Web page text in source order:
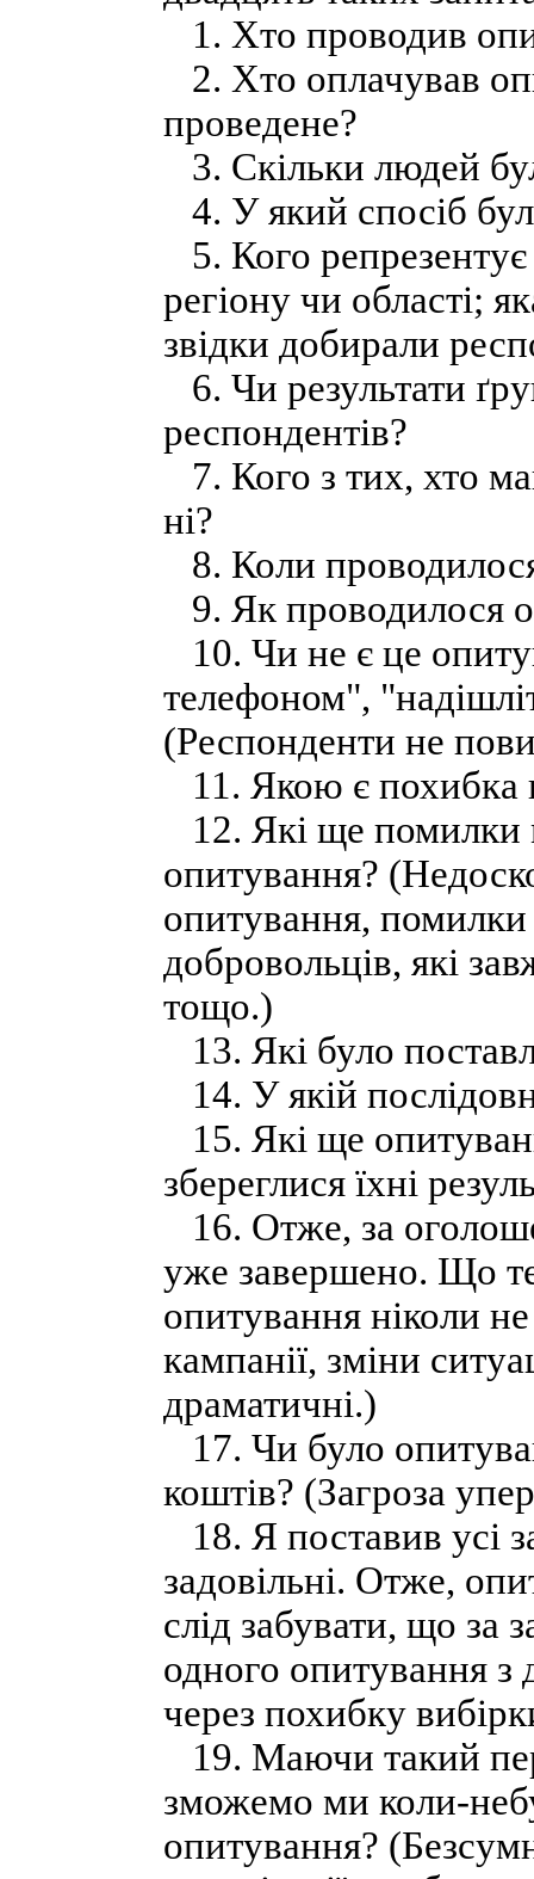
1. Хто проводив
2. Хто оплачував
проведене?
3. Скільки людей
4. У який спосіб
5. Кого репрезентує
регіону чи області;
звідки добирали
6. Чи результати
респондентів?
7. Кого з тих, хто
ні?
8. Коли
9. Як проводилося
10. Чи не є це
телефоном",
(Респонденти не
11. Якою є похибка
12. Які ще помилки
опитування?
опитування,
добровольців, які
тощо.)
13. Які було
14. У якій
15. Які ще
збереглися їхні
16. Отже, за
уже завершено. Що
опитування ніколи
кампанії, зміни
драматичні.)
17. Чи було
коштів? (Загроза
18. Я поставив усі
задовільні. Отже,
слід забувати, що за
одного опитування з
через похибку
19. Маючи такий
зможемо ми коли-
опитування?